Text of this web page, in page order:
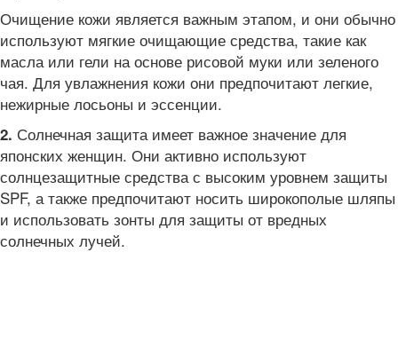
Очищение кожи является важным этапом, и они обычно
используют мягкие очищающие средства, такие как
масла или гели на основе рисовой муки или зеленого
чая. Для увлажнения кожи они предпочитают легкие,
нежирные лосьоны и эссенции.
2. Солнечная защита имеет важное значение для
японских женщин. Они активно используют
солнцезащитные средства с высоким уровнем защиты
SPF, а также предпочитают носить широкополые шляпы
и использовать зонты для защиты от вредных
солнечных лучей.